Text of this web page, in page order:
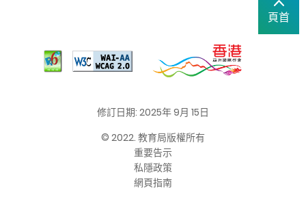
頁首
修訂日期: 2025年 9月 15日
© 2022. 教育局版權所有
重要告示
私隱政策
網頁指南